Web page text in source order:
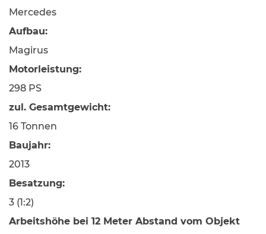
Mercedes
Aufbau:
Magirus
Motorleistung:
298 PS
zul. Gesamtgewicht:
16 Tonnen
Baujahr:
2013
Besatzung:
3 (1:2)
Arbeitshöhe bei 12 Meter Abstand vom Objekt